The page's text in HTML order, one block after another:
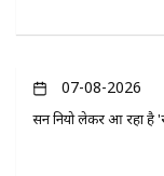
07-08-2026
सन नियो लेकर आ रहा है